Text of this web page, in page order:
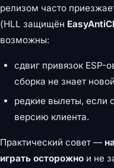
релизом часто
(HLL защищён
возможны:
сдвиг привязок ESP-
сборка не знает
редкие вылеты, если
версию клиента.
Практический совет —
играть осторожно и не